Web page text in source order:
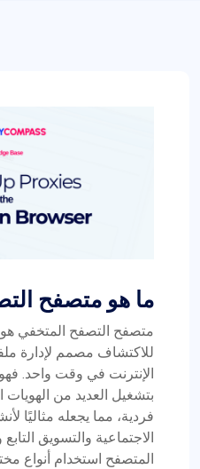
ما هو متصفح
متصفح التصفح المتخفي
للاكتشاف مصمم لإدارة
الإنترنت في وقت واحد.
بتشغيل العديد من
فردية، مما يجعله مثاليًا
الاجتماعية والتسويق
المتصفح استخدام أنواع